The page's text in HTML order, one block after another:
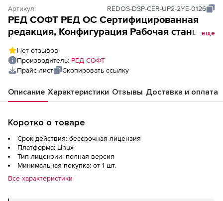
Артикул: REDOS-DSP-CER-UP2-2YE-0126
РЕД СОФТ РЕД ОС Сертифицированная
редакция, Конфигурация Рабочая станция
срока действия), Конфигурация Рабочая
станция. Включает 2 года гарантии
еще
Нет отзывов
Производитель: РЕД СОФТ
Прайс-лист
Скопировать ссылку
Описание Характеристики Отзывы Доставка и оплата
Коротко о товаре
Срок действия: бессрочная лицензия
Платформа: Linux
Тип лицензии: полная версия
Минимальная покупка: от 1 шт.
Все характеристики